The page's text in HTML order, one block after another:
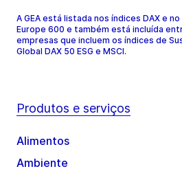
A GEA está listada nos índices DAX e no
Europe 600 e também está incluída
empresas que incluem os índices de
Global DAX 50 ESG e MSCI.
Produtos e serviços
Alimentos
Ambiente